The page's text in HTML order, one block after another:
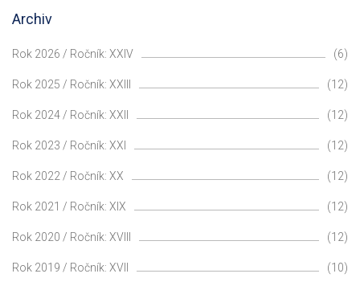
Archiv
Rok 2026 / Ročník: XXIV (6)
Rok 2025 / Ročník: XXIII (12)
Rok 2024 / Ročník: XXII (12)
Rok 2023 / Ročník: XXI (12)
Rok 2022 / Ročník: XX (12)
Rok 2021 / Ročník: XIX (12)
Rok 2020 / Ročník: XVIII (12)
Rok 2019 / Ročník: XVII (10)